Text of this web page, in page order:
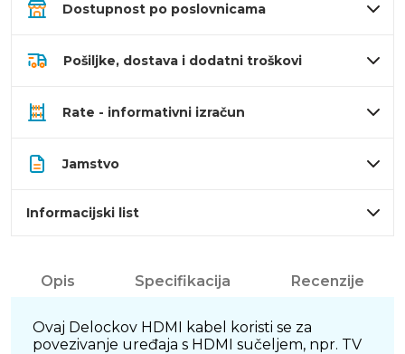
Dostupnost po poslovnicama
Pošiljke, dostava i dodatni troškovi
Rate - informativni izračun
Jamstvo
Informacijski list
Opis Specifikacija Recenzije
Ovaj Delockov HDMI kabel koristi se za
povezivanje uređaja s HDMI sučeljem, npr. TV